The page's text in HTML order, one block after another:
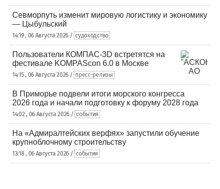
Севморпуть изменит мировую логистику и экономику
— Цыбульский
14:19 , 06 Августа 2026 / судоходство
Пользователи КОМПАС-3D встретятся на
фестивале KOMPAScon 6.0 в Москве
14:15 , 06 Августа 2026 / пресс-релизы
В Приморье подвели итоги морского конгресса
2026 года и начали подготовку к форуму 2028 года
14:02 , 06 Августа 2026 / события
На «Адмиралтейских верфях» запустили обучение
крупноблочному строительству
13:18 , 06 Августа 2026 / события